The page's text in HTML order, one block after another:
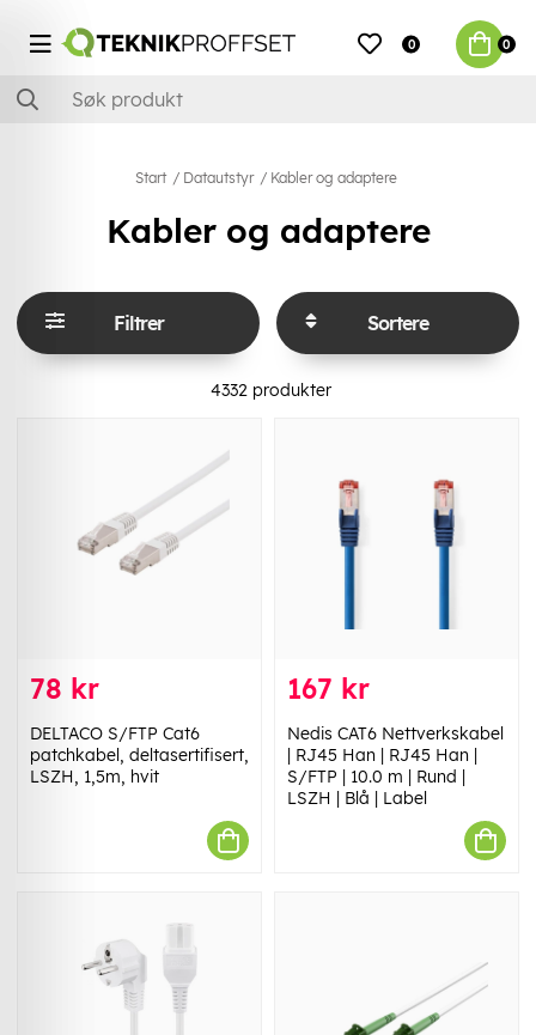
0 0
Start Datautstyr Kabler og adaptere
Kabler og adaptere
Filtrer Sortere
4332produkter
78 kr
DELTACO S/FTP Cat6
patchkabel, deltasertifisert,
LSZH, 1,5m, hvit
167 kr
Nedis CAT6 Nettverkskabel
| RJ45 Han | RJ45 Han |
S/FTP | 10.0 m | Rund |
LSZH | Blå | Label